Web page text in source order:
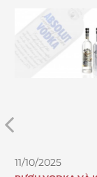
11/10/2025